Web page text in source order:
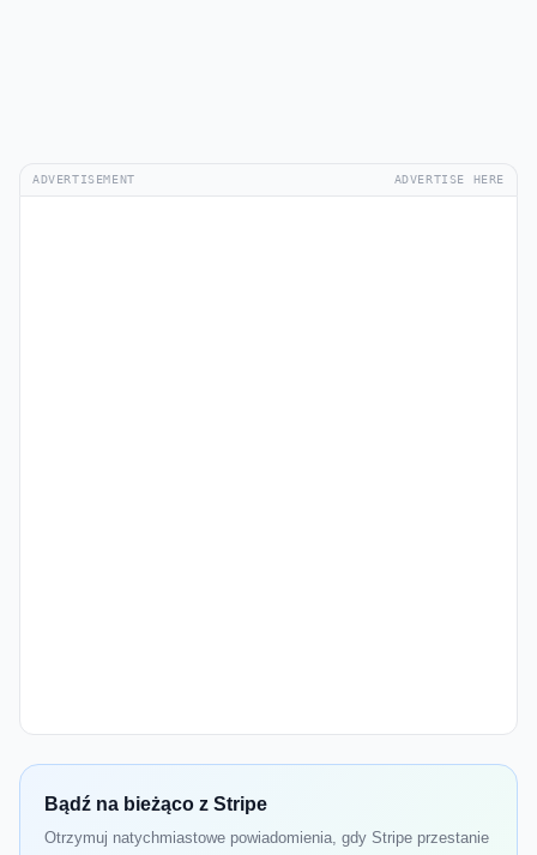
ADVERTISEMENT ADVERTISE HERE
Bądź na bieżąco z Stripe
Otrzymuj natychmiastowe powiadomienia, gdy Stripe przestanie